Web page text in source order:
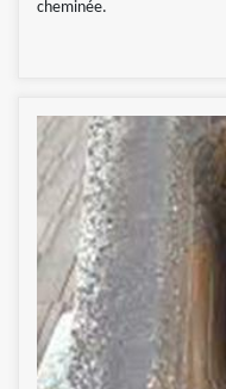
cheminée.